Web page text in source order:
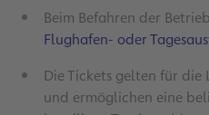
Beim Befahren der
Flughafen- oder
Die Tickets gelten für die
und ermöglichen eine